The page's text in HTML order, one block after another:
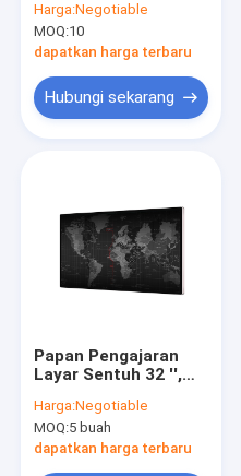
86 '' Semua Dalam
Satu Papan Tulis
Harga:Negotiable
MOQ:10
dapatkan harga terbaru
Hubungi sekarang
Papan Pengajaran
Layar Sentuh 32 '',
Iklan 350cdm
Harga:Negotiable
MOQ:5 buah
dapatkan harga terbaru